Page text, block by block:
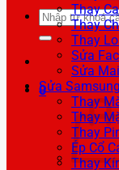
Tìm
kiếm:
0
Thay
Thay
Thay
Sửa
Sửa
Sửa Samsung
Thay
Thay
Thay
Ép Cổ
Thay